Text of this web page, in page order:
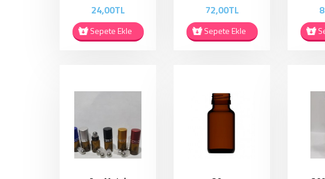
ES020
24,00TL
Sepete Ekle
72,00TL
Sepete Ekle